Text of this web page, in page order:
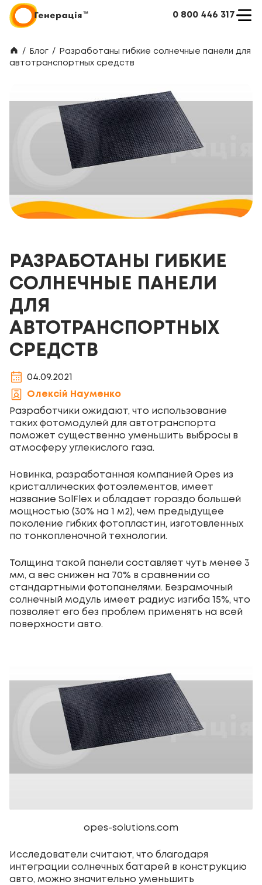
0 800 446 317
/ Блог /
Разработаны гибкие солнечные панели для
автотранспортных средств
РАЗРАБОТАНЫ ГИБКИЕ
СОЛНЕЧНЫЕ ПАНЕЛИ
ДЛЯ
АВТОТРАНСПОРТНЫХ
СРЕДСТВ
04.09.2021
Олексій Науменко
Разработчики ожидают, что использование
таких фотомодулей для автотранспорта
поможет существенно уменьшить выбросы в
атмосферу углекислого газа.
Новинка, разработанная компанией Opes из
кристаллических фотоэлементов, имеет
название SolFlex и обладает гораздо большей
мощностью (30% на 1 м2), чем предыдущее
поколение гибких фотопластин, изготовленных
по тонкопленочной технологии.
Толщина такой панели составляет чуть менее 3
мм, а вес снижен на 70% в сравнении со
стандартными фотопанелями. Безрамочный
солнечный модуль имеет радиус изгиба 15%, что
позволяет его без проблем применять на всей
поверхности авто.
opes-solutions.com
Исследователи считают, что благодаря
интеграции солнечных батарей в конструкцию
авто, можно значительно уменьшить